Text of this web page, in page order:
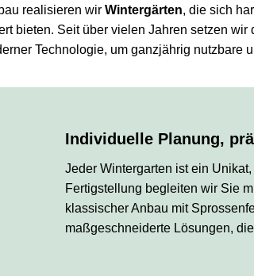
realisieren wir Wintergärten, die sich
bieten. Seit über vielen Jahren setzen
Technologie, um ganzjährig nutzbare
Individuelle Planung,
Jeder Wintergarten ist ein
Fertigstellung begleiten wir Sie
klassischer Anbau mit
maßgeschneiderte Lösungen,